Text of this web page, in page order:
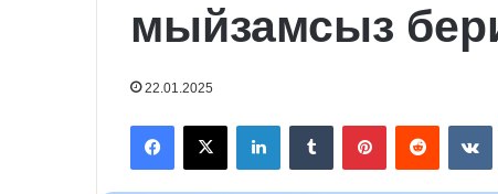
мыйзамсыз
22.01.2025
FacebookX LinkedInTumblr PinterestReddit